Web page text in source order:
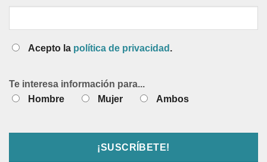
Acepto la política de privacidad .
Te interesa información para...
Hombre
Mujer Ambos